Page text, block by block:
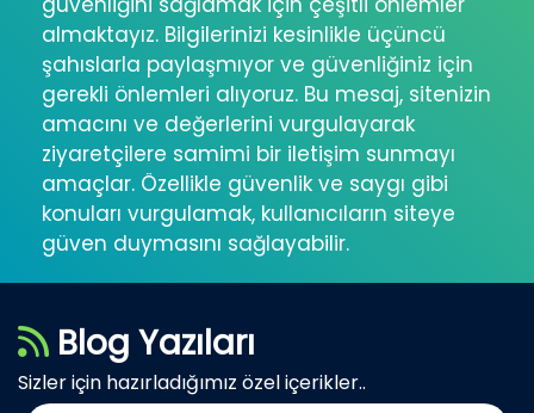
almaktayız. Bilgilerinizi kesinlikle üçüncü
şahıslarla paylaşmıyor ve güvenliğiniz için
gerekli önlemleri alıyoruz. Bu mesaj, sitenizin
amacını ve değerlerini vurgulayarak
ziyaretçilere samimi bir iletişim sunmayı
amaçlar. Özellikle güvenlik ve saygı gibi
konuları vurgulamak, kullanıcıların siteye
güven duymasını sağlayabilir.
Blog Yazıları
Sizler için hazırladığımız özel içerikler..